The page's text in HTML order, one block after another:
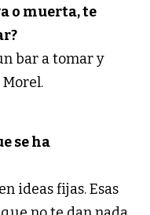
o muerta, te
bar a tomar y
se ha
ideas fijas. Esas